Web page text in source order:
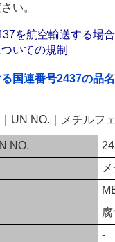
い。
を航空輸送する場
いての規制
国連番号2437の品
UN NO.｜メチルフ
NO.
-